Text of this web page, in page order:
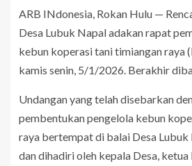
ARB INdonesia, Rokan Hulu —
Desa Lubuk Napal adakan rapat
kebun koperasi tani timiangan raya
kamis senin, 5/1/2026. Berakhir
Undangan yang telah disebarkan
pembentukan pengelola kebun
raya bertempat di balai Desa
dan dihadiri oleh kepala Desa,